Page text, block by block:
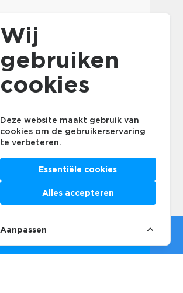
Wij
gebruiken
cookies
Deze website maakt gebruik van
cookies om de gebruikerservaring
te verbeteren.
Essentiële cookies
Alles accepteren
Aanpassen